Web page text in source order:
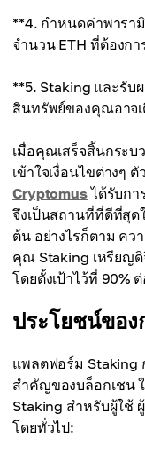
**4. กำหนดค่าพารา
จำนวน ETH ที่ต้องกา
**5. Staking และรับ
สินทรัพย์ของคุณอาจ
เมื่อคุณเสร็จสิ้นกระบ
เข้าใจเงื่อนไขต่างๆ
Cryptomusได้รับกา
จึงเป็นสถานที่ที่ดีที่สุด
ต้น อย่างไรก็ตาม ค
คุณ Staking เหรียญ
โดยตั้งเป้าไว้ที่ 90%
ประโยชน์ขอ
แพลตฟอร์ม Staking
สำคัญของบล็อกเชน
Staking สำหรับผู้ใช้
โดยทั่วไป: